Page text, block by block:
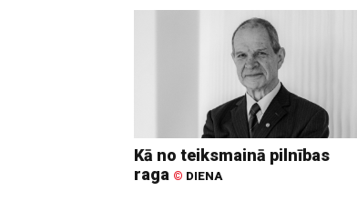
Kā no teiksmainā pilnības
raga © DIENA